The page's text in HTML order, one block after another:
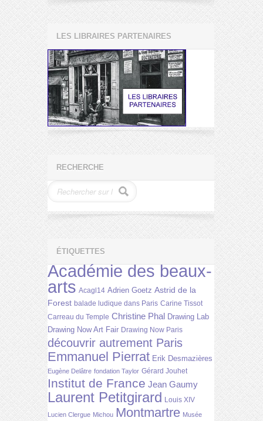
LES LIBRAIRES PARTENAIRES
RECHERCHE
ÉTIQUETTES
Académie des beaux-
arts Acagl14 Adrien Goetz Astrid de la
Forest balade ludique dans Paris Carine Tissot
Carreau du Temple Christine Phal Drawing Lab
Drawing Now Art Fair Drawing Now Paris
découvrir autrement Paris
Emmanuel Pierrat Erik Desmazières
Eugène Delâtre fondation Taylor Gérard Jouhet
Institut de France Jean Gaumy
Laurent Petitgirard Louis XIV
Lucien Clergue Michou Montmartre Musée